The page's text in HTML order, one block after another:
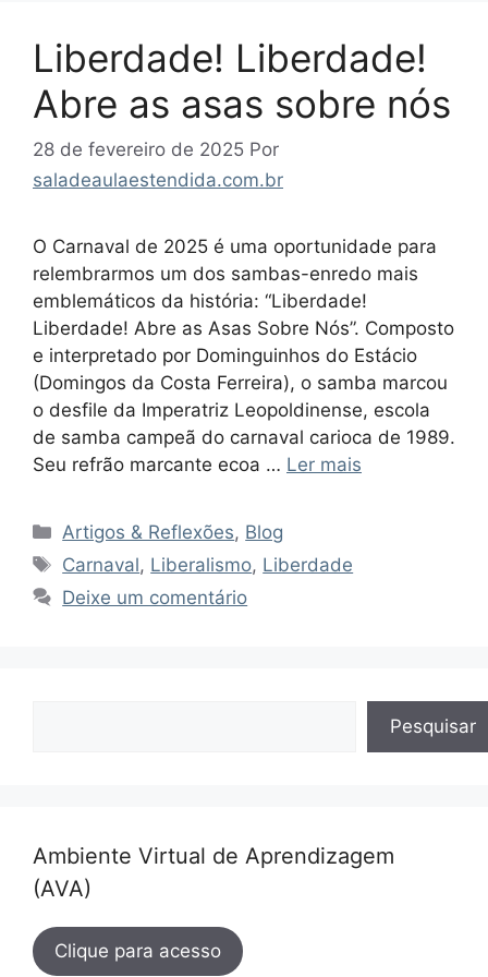
Liberdade! Liberdade!
Abre as asas sobre nós
28 de fevereiro de 2025 Por
saladeaulaestendida.com.br
O Carnaval de 2025 é uma oportunidade para
relembrarmos um dos sambas-enredo mais
emblemáticos da história: “Liberdade!
Liberdade! Abre as Asas Sobre Nós”. Composto
e interpretado por Dominguinhos do Estácio
(Domingos da Costa Ferreira), o samba marcou
o desfile da Imperatriz Leopoldinense, escola
de samba campeã do carnaval carioca de 1989.
Seu refrão marcante ecoa … Ler mais
Categorias
Artigos & Reflexões, Blog
Tags
Carnaval, Liberalismo, Liberdade
Deixe um comentário
Pesquisar
Ambiente Virtual de Aprendizagem
(AVA)
Clique para acesso